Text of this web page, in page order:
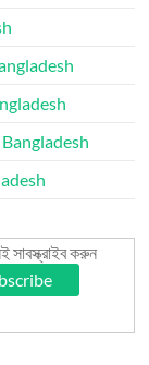
সাবস্ক্রাইব করুন